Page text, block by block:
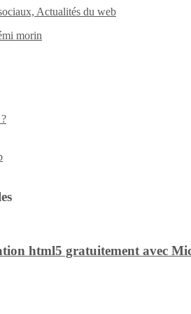
Actualités du web
morin
html5 gratuitement avec